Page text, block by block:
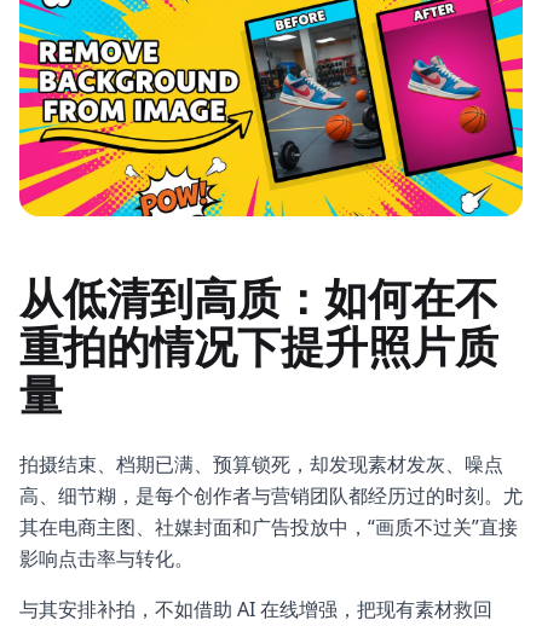
从低清到高质：如何在不
重拍的情况下提升照片质
量
拍摄结束、档期已满、预算锁死，却发现素材发灰、噪点
高、细节糊，是每个创作者与营销团队都经历过的时刻。尤
其在电商主图、社媒封面和广告投放中，“画质不过关”直接
影响点击率与转化。
与其安排补拍，不如借助 AI 在线增强，把现有素材救回